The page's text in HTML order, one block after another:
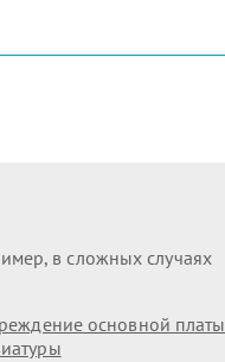
в сложных случаях
основной платы